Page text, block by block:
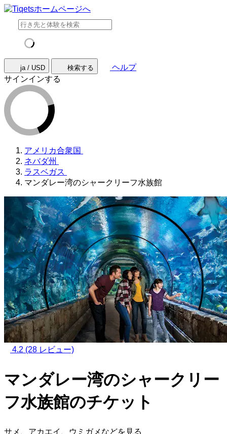
ja / USD 検索する
ヘルプ
サインインする
アメリカ合衆国
ネバダ州
ラスベガス
マンダレー湾のシャークリーフ水族館
4.2 (28 レビュー)
マンダレー湾のシャークリー
フ水族館のチケット
サメ、アカエイ、ウミガメなどを見る